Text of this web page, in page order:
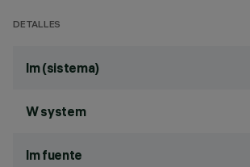
DETALLES
lm (sistema)
W system
lm fuente